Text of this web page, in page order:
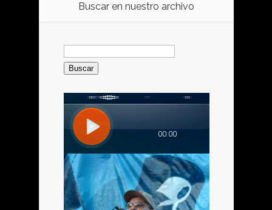
Buscar en nuestro archivo
Buscar: